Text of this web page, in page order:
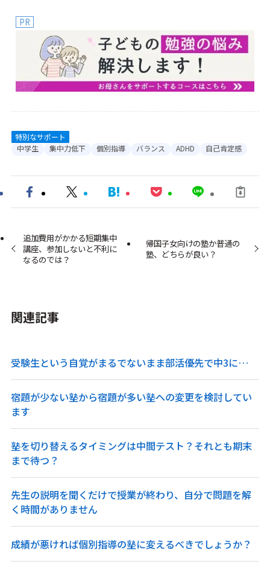
PR
特別なサポート
中学生
集中力低下 個別指導 バランス ADHD 自己肯定感
追加費用がかかる短期集中
講座、参加しないと不利に
なるのでは？
帰国子女向けの塾か普通の
塾、どちらが良い？
関連記事
受験生という自覚がまるでないまま部活優先で中3に…
宿題が少ない塾から宿題が多い塾への変更を検討してい
ます
塾を切り替えるタイミングは中間テスト？それとも期末
まで待つ？
先生の説明を聞くだけで授業が終わり、自分で問題を解
く時間がありません
成績が悪ければ個別指導の塾に変えるべきでしょうか？